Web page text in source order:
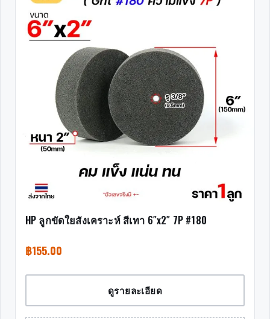
HP ลูกขัดใยสังเคราะห์ สีเทา 6″x2″ 7P #180
฿155.00
ดูรายละเอียด